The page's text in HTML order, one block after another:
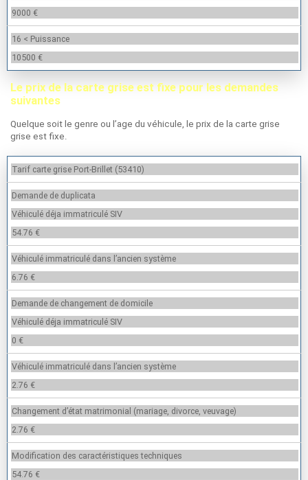
9000 €
16 < Puissance
10500 €
Le prix de la carte grise est fixe pour les demandes
suivantes
Quelque soit le genre ou l’age du véhicule, le prix de la carte grise
grise est fixe.
Tarif carte grise Port-Brillet (53410)
Demande de duplicata
Véhiculé déja immatriculé SIV
54.76 €
Véhiculé immatriculé dans l’ancien système
6.76 €
Demande de changement de domicile
Véhiculé déja immatriculé SIV
0 €
Véhiculé immatriculé dans l’ancien système
2.76 €
Changement d’état matrimonial (mariage, divorce, veuvage)
2.76 €
Modification des caractéristiques techniques
54.76 €